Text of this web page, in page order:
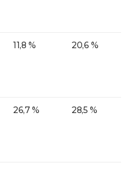
11,8 % 20,6 %
26,7 % 28,5 %